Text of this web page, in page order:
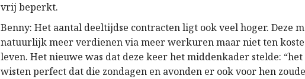
vrij beperkt.
Benny: Het aantal deeltijdse contracten ligt ook veel hoger. Deze
natuurlijk meer verdienen via meer werkuren maar niet ten koste
leven. Het nieuwe was dat deze keer het middenkader stelde: “het
wisten perfect dat die zondagen en avonden er ook voor hen